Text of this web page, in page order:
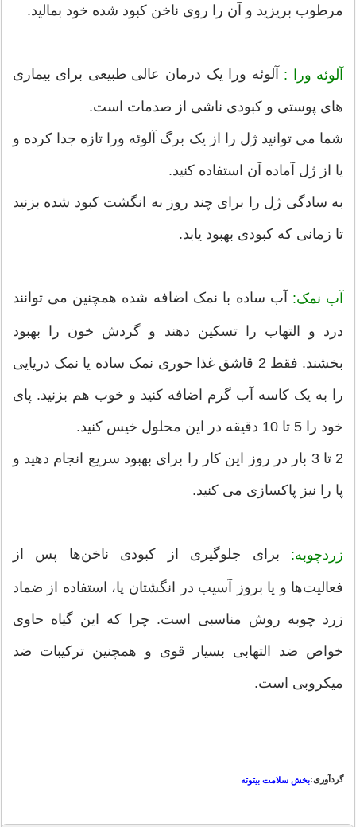
مرطوب بریزید و آن را روی ناخن کبود شده خود بمالید.
آلوئه ورا : آلوئه ورا یک درمان عالی طبیعی برای بیماری
های پوستی و کبودی ناشی از صدمات است.
شما می توانید ژل را از یک برگ آلوئه ورا تازه جدا کرده و
یا از ژل آماده آن استفاده کنید.
به سادگی ژل را برای چند روز به انگشت کبود شده بزنید
تا زمانی که کبودی بهبود یابد.
آب نمک: آب ساده با نمک اضافه شده همچنین می توانند
درد و التهاب را تسکین دهند و گردش خون را بهبود
بخشند. فقط 2 قاشق غذا خوری نمک ساده یا نمک دریایی
را به یک کاسه آب گرم اضافه کنید و خوب هم بزنید. پای
خود را 5 تا 10 دقیقه در این محلول خیس کنید.
2 تا 3 بار در روز این کار را برای بهبود سریع انجام دهید و
پا را نیز پاکسازی می کنید.
زردچوبه: برای جلوگیری از کبودی ناخن‌ها پس از
فعالیت‌ها و یا بروز آسیب در انگشتان پا، استفاده از ضماد
زرد چوبه روش مناسبی است. چرا که این گیاه حاوی
خواص ضد التهابی بسیار قوی و همچنین ترکیبات ضد
میکروبی است.
گردآوری:بخش سلامت بیتوته